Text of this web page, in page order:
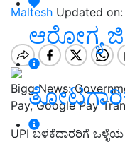
ಆರೋಗ್ಯ
Maltesh Updated
Bigg News:
Pay, Google Pay
UPI ಬಳಕೆದಾರರಿಗೆ ಒಳ್ಳೆಯ